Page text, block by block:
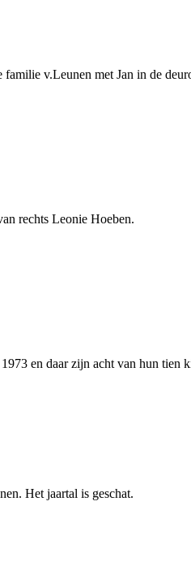
v.Leunen met Jan in de
rechts Leonie Hoeben.
en daar zijn acht van hun tien
Het jaartal is geschat.